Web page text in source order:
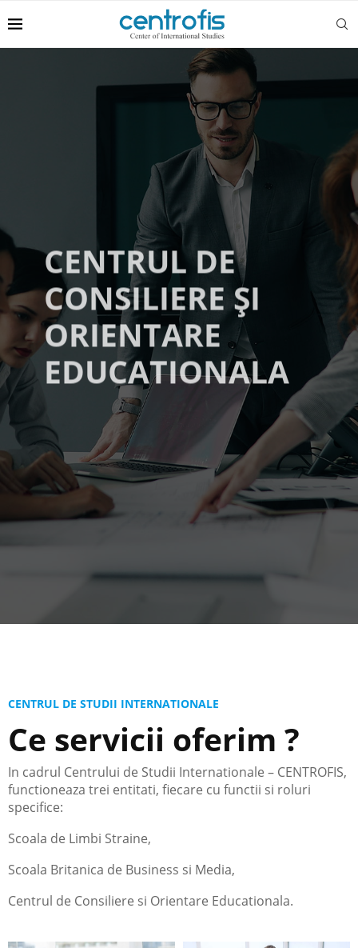
CENTRUL DE
CONSILIERE ȘI
ORIENTARE
EDUCATIONALA
CONTACTEAZĂ-NE VEZI MAI MULT
CENTRUL DE STUDII INTERNATIONALE
Ce servicii oferim ?
In cadrul Centrului de Studii Internationale – CENTROFIS,
functioneaza trei entitati, fiecare cu functii si roluri
specifice:
Scoala de Limbi Straine,
Scoala Britanica de Business si Media,
Centrul de Consiliere si Orientare Educationala.